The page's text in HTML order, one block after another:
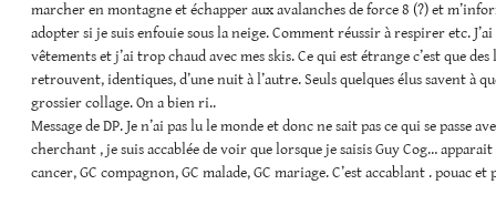
marcher en montagne et échapper aux avalanches de force 8 (?) et
adopter si je suis enfouie sous la neige. Comment réussir à respirer etc.
vêtements et j’ai trop chaud avec mes skis. Ce qui est étrange c’est que des
retrouvent, identiques, d’une nuit à l’autre. Seuls quelques élus savent à
grossier collage. On a bien ri..
Message de DP. Je n’ai pas lu le monde et donc ne sait pas ce qui se passe
cherchant , je suis accablée de voir que lorsque je saisis Guy Cog…
cancer, GC compagnon, GC malade, GC mariage. C’est accablant . pouac et